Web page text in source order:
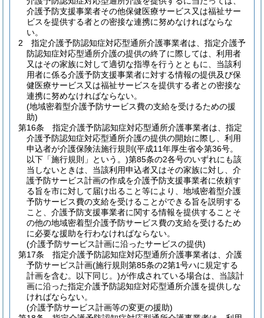
介護予防支援事業者その他保健医療サービス又は福祉サー
ビスを提供する者との密接な連携に努めなければならな
い。
2
指定介護予防認知症対応型通所介護事業者は、指定介護予
防認知症対応型通所介護の提供の終了に際しては、利用者
又はその家族に対して適切な指導を行うとともに、当該利
用者に係る介護予防支援事業者に対する情報の提供及び保
健医療サービス又は福祉サービスを提供する者との密接な
連携に努めなければならない。
(地域密着型介護予防サービス費の支給を受けるための援
助)
第16条
指定介護予防認知症対応型通所介護事業者は、指定
介護予防認知症対応型通所介護の提供の開始に際し、利用
申込者が介護保険法施行規則 (平成11年厚生省令第36号。
以下「施行規則」という。)第85条の2各号のいずれにも該
当しないときは、当該利用申込者又はその家族に対し、介
護予防サービス計画の作成を介護予防支援事業者に依頼す
る旨を市に対して届け出ること等により、地域密着型介護
予防サービス費の支給を受けることができる旨を説明する
こと、介護予防支援事業者に関する情報を提供することそ
の他の地域密着型介護予防サービス費の支給を受けるため
に必要な援助を行わなければならない。
(介護予防サービス計画に沿ったサービスの提供)
第17条
指定介護予防認知症対応型通所介護事業者は、介護
予防サービス計画(施行規則第85条の2第1号ハに規定する
計画を含む。以下同じ。)が作成されている場合は、当該計
画に沿った指定介護予防認知症対応型通所介護を提供しな
ければならない。
(介護予防サービス計画等の変更の援助)